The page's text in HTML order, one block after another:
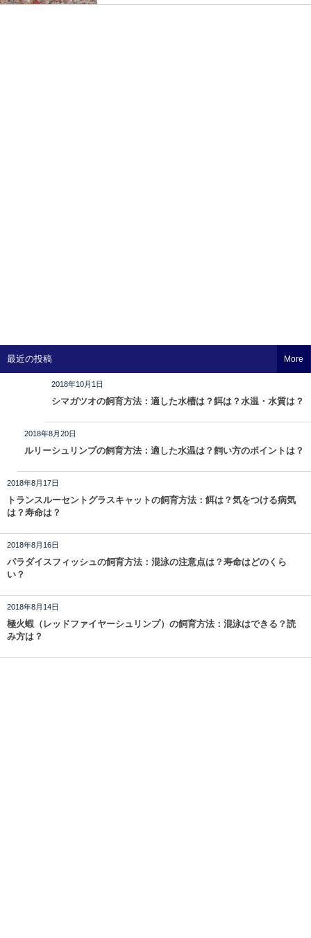
最近の投稿
2018年10月1日
シマガツオの飼育方法：適した水槽は？餌は？水温・水質は？
2018年8月20日
ルリーシュリンプの飼育方法：適した水温は？飼い方のポイントは？
2018年8月17日
トランスルーセントグラスキャットの飼育方法：餌は？気をつける病気
は？寿命は？
2018年8月16日
パラダイスフィッシュの飼育方法：混泳の注意点は？寿命はどのくら
い？
2018年8月14日
極火蝦（レッドファイヤーシュリンプ）の飼育方法：混泳はできる？読
み方は？
More